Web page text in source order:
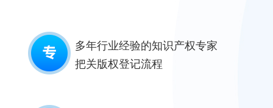
多年行业经验的知识产权专家
把关版权登记流程